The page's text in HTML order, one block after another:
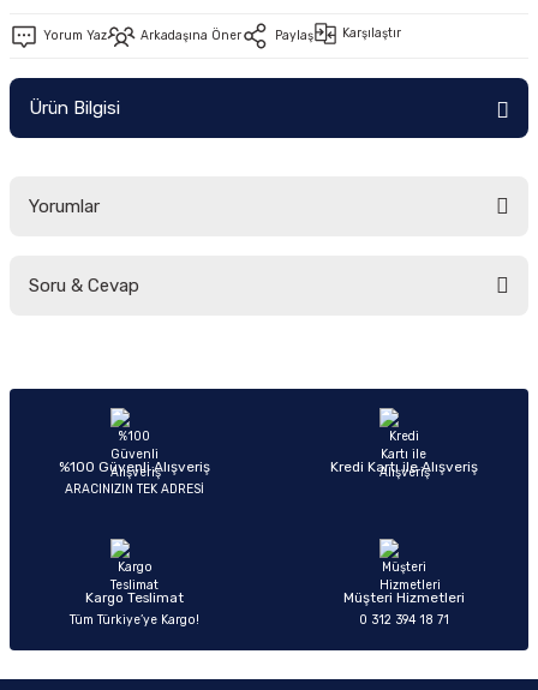
Ön/Arka Takımlar
Yorum Yaz Arkadaşına Öner Paylaş Karşılaştır
Ürün Bilgisi
Yorumlar
Soru & Cevap
Ürün hakkında henüz soru sorulmamış.
%100 Güvenli Alışveriş
ARACINIZIN TEK ADRESİ
Kredi Kartı ile Alışveriş
Kargo Teslimat
Tüm Türkiye’ye Kargo!
Müşteri Hizmetleri
0 312 394 18 71